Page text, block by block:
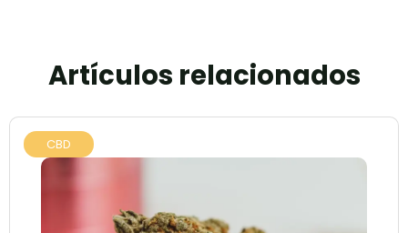
Artículos relacionados
CBD